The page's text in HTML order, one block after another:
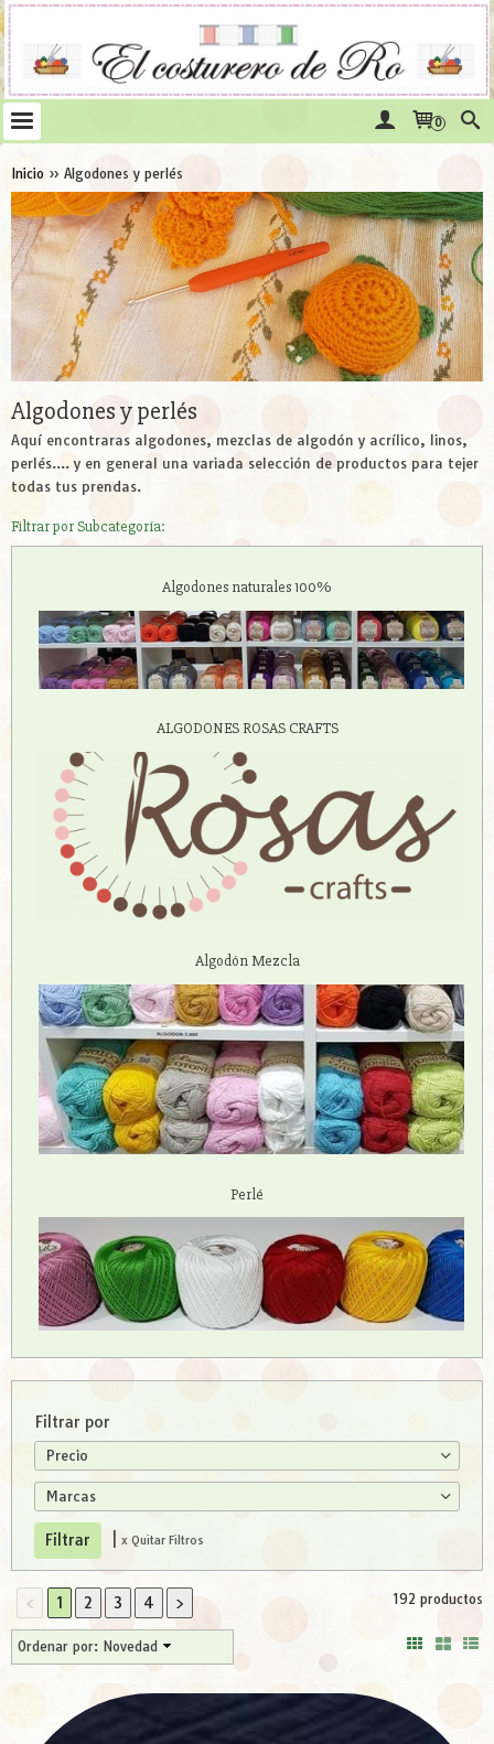
0
Inicio » Algodones y perlés
Algodones y perlés
Aquí encontraras algodones, mezclas de algodón y acrílico, linos,
perlés.... y en general una variada selección de productos para tejer
todas tus prendas.
Filtrar por Subcategoría:
Algodones naturales 100%
ALGODONES ROSAS CRAFTS
Algodón Mezcla
Perlé
Filtrar por
Precio
Marcas
x Quitar Filtros
< 1 2 3 4 > 192 productos
Ordenar por: Novedad